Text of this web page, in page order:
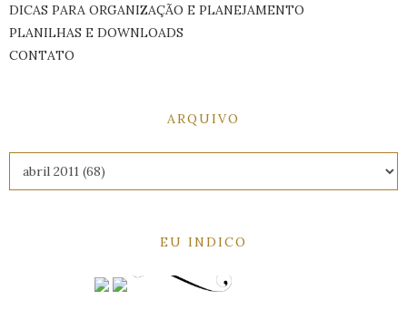
DICAS PARA ORGANIZAÇÃO E PLANEJAMENTO
PLANILHAS E DOWNLOADS
CONTATO
ARQUIVO
EU INDICO